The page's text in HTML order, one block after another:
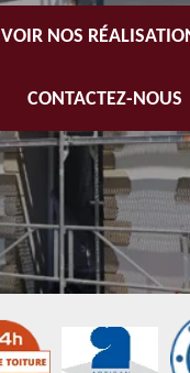
VOIR NOS
CONTACTEZ-NOUS